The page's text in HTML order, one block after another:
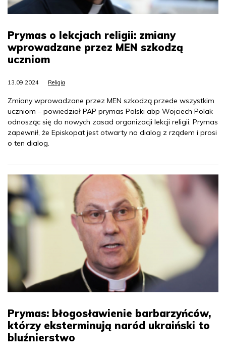
Prymas o lekcjach religii: zmiany
wprowadzane przez MEN szkodzą
uczniom
13.09.2024 Religia
Zmiany wprowadzane przez MEN szkodzą przede wszystkim
uczniom – powiedział PAP prymas Polski abp Wojciech Polak
odnosząc się do nowych zasad organizacji lekcji religii. Prymas
zapewnił, że Episkopat jest otwarty na dialog z rządem i prosi
o ten dialog.
Prymas: błogosławienie barbarzyńców,
którzy eksterminują naród ukraiński to
bluźnierstwo